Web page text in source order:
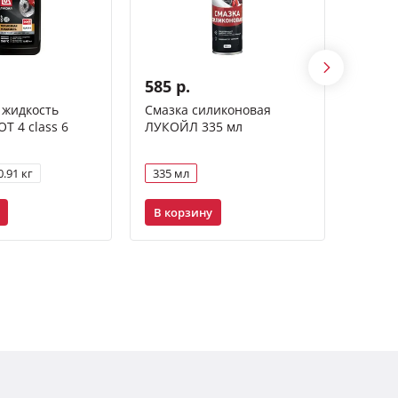
4 class 6
кг
585 р.
Смазка силиконовая
ЛУКОЙЛ 335 мл
335 мл
В корзину